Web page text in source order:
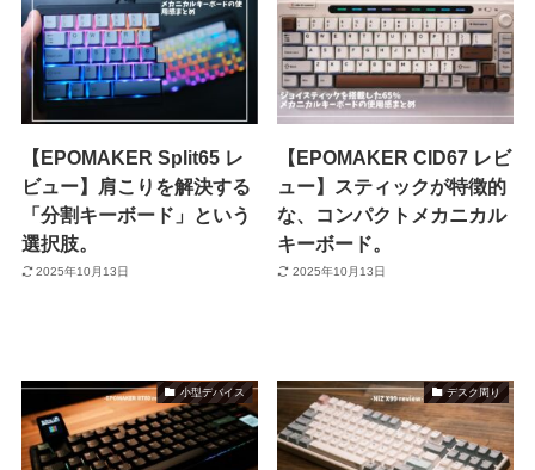
【EPOMAKER Split65 レ
ビュー】肩こりを解決する
「分割キーボード」という
選択肢。
2025年10月13日
【EPOMAKER CID67 レビ
ュー】スティックが特徴的
な、コンパクトメカニカル
キーボード。
2025年10月13日
小型デバイス デスク周り